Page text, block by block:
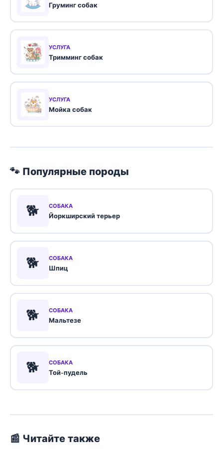
Груминг собак
УСЛУГА
Тримминг собак
УСЛУГА
Мойка собак
🐾 Популярные породы
🐕 СОБАКА
Йоркширский терьер
🐕 СОБАКА
Шпиц
🐕 СОБАКА
Мальтезе
🐕 СОБАКА
Той-пудель
📰 Читайте также